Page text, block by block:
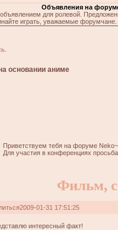
Объявления на
для ролевой.
играть, уважаемые
.
основании аниме
Приветствуем тебя на форуме
Для участия в конференциях
Фильм,
2009-01-31 17:51:25
интересный факт!